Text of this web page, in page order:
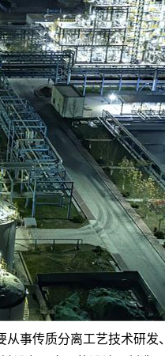
事传质分离工艺技术研